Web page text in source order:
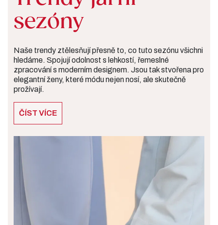
sezóny
Naše trendy ztělesňují přesně to, co tuto sezónu všichni
hledáme. Spojují odolnost s lehkostí, řemeslné
zpracování s moderním designem. Jsou tak stvořena pro
elegantní ženy, které módu nejen nosí, ale skutečně
prožívají.
ČÍST VÍCE